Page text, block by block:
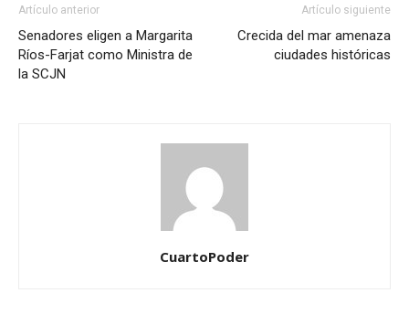
Artículo anterior
Senadores eligen a Margarita
Ríos-Farjat como Ministra de
la SCJN
Artículo siguiente
Crecida del mar amenaza
ciudades históricas
CuartoPoder